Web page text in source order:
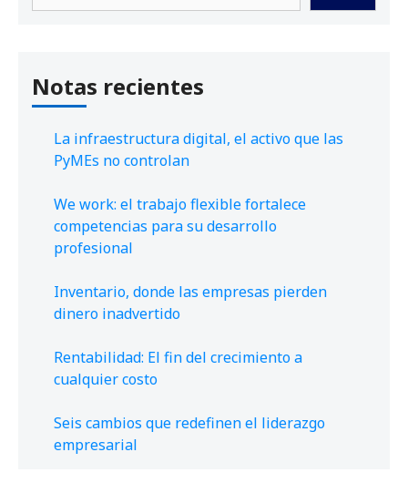
Notas recientes
La infraestructura digital, el activo que las
PyMEs no controlan
We work: el trabajo flexible fortalece
competencias para su desarrollo
profesional
Inventario, donde las empresas pierden
dinero inadvertido
Rentabilidad: El fin del crecimiento a
cualquier costo
Seis cambios que redefinen el liderazgo
empresarial